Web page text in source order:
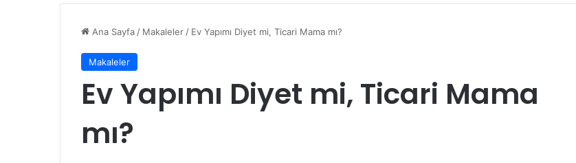
Ana Sayfa/ Makaleler/ Ev Yapımı Diyet mi, Ticari Mama mı?
Makaleler
Ev Yapımı Diyet mi, Ticari Mama
mı?